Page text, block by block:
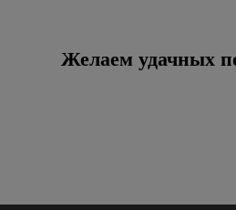
Желаем удачных